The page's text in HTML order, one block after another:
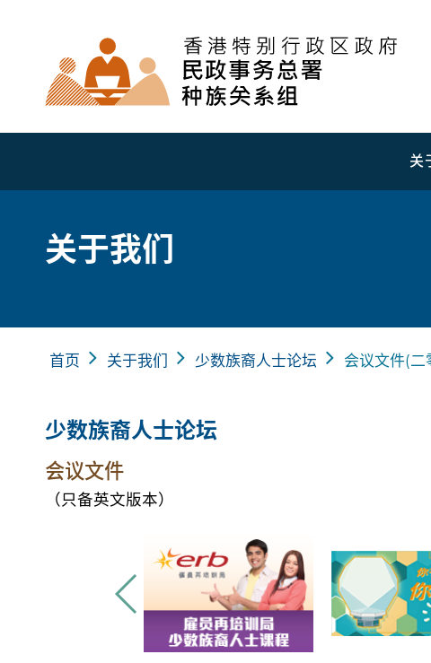
关
关于我们
首页 关于我们 少数族裔人士论坛 会议文件(二
少数族裔人士论坛
会议文件
（只备英文版本）